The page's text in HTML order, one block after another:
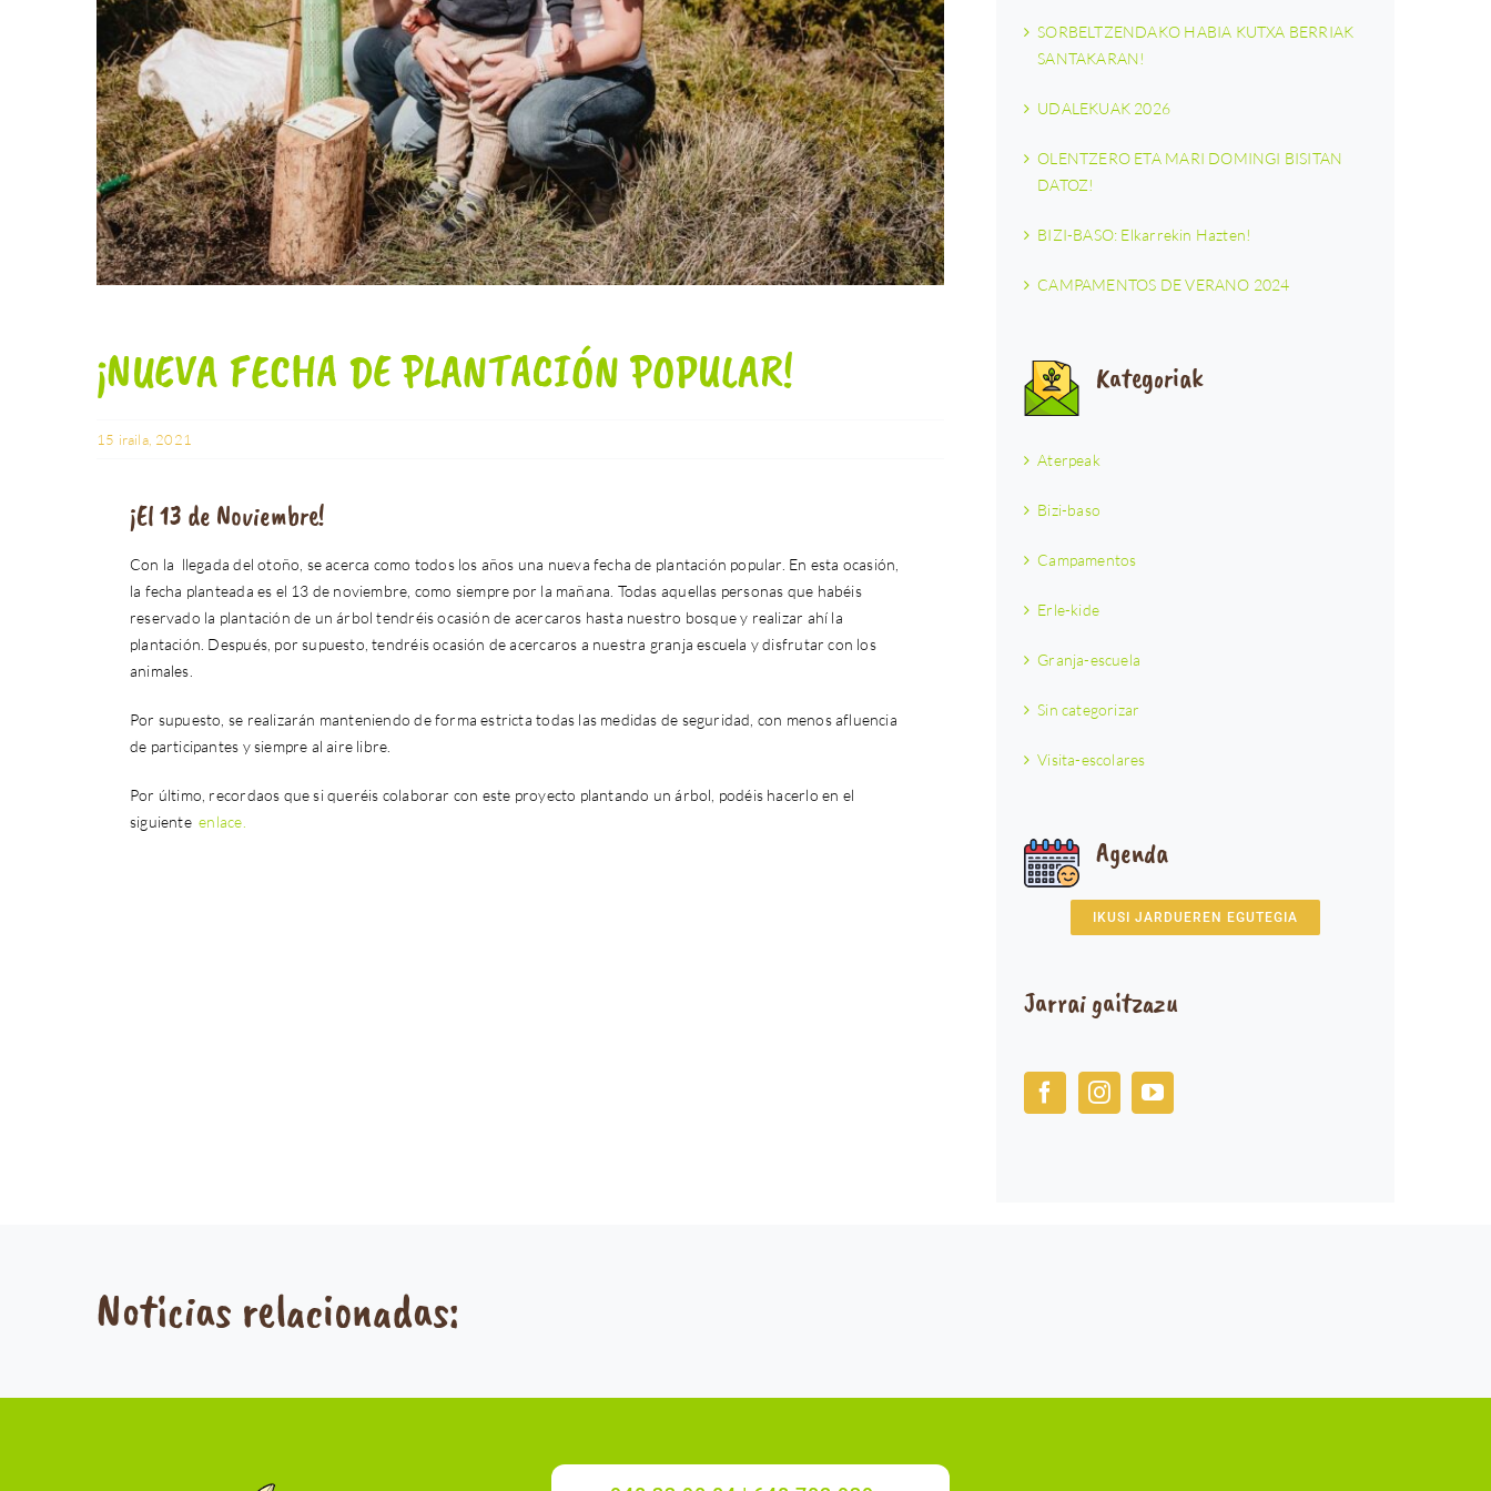
¡NUEVA FECHA DE PLANTACIÓN POPULAR!
15 iraila, 2021
¡El 13 de Noviembre!
Con la llegada del otoño, se acerca como todos los años una nueva fecha de plantación popular. En esta ocasión,
la fecha planteada es el 13 de noviembre, como siempre por la mañana. Todas aquellas personas que habéis
reservado la plantación de un árbol tendréis ocasión de acercaros hasta nuestro bosque y realizar ahí la
plantación. Después, por supuesto, tendréis ocasión de acercaros a nuestra granja escuela y disfrutar con los
animales.
Por supuesto, se realizarán manteniendo de forma estricta todas las medidas de seguridad, con menos afluencia
de participantes y siempre al aire libre.
Por último, recordaos que si queréis colaborar con este proyecto plantando un árbol, podéis hacerlo en el
siguienteenlace.
SORBELTZENDAKO HABIA KUTXA BERRIAK
SANTAKARAN!
UDALEKUAK 2026
OLENTZERO ETA MARI DOMINGI BISITAN
DATOZ!
BIZI-BASO: Elkarrekin Hazten!
CAMPAMENTOS DE VERANO 2024
Kategoriak
Aterpeak
Bizi-baso
Campamentos
Erle-kide
Granja-escuela
Sin categorizar
Visita-escolares
Agenda
IKUSI JARDUEREN EGUTEGIA
Jarrai gaitzazu
Noticias relacionadas: